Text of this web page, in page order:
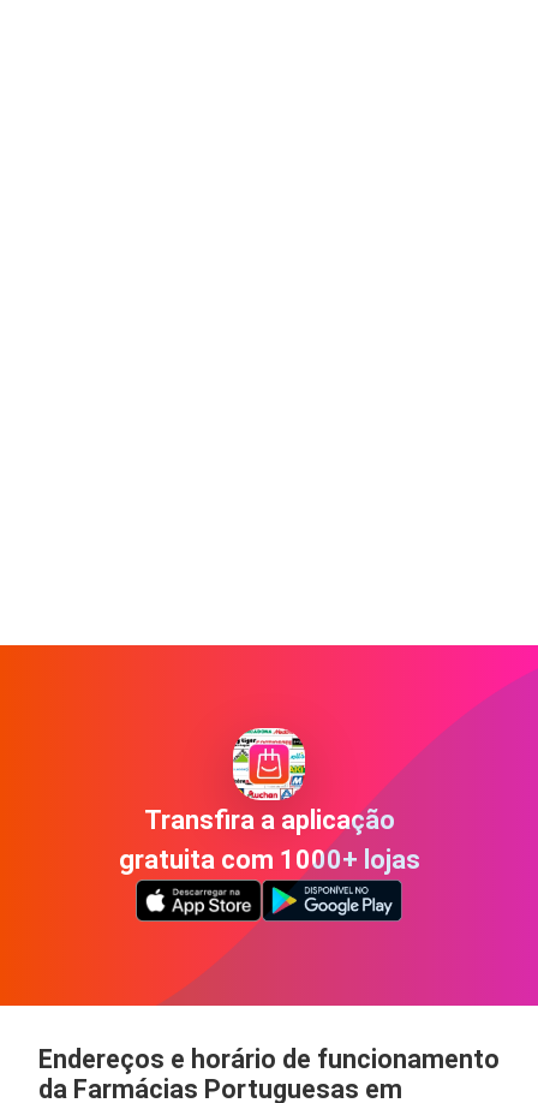
Transfira a aplicação
gratuita com 1000+ lojas
Endereços e horário de funcionamento
da Farmácias Portuguesas em